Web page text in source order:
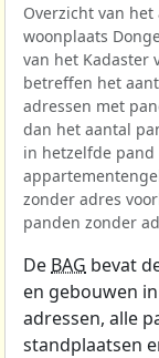
Overzicht van
woonplaats
van het Kadaster
betreffen het
adressen met
dan het aantal
in hetzelfde
zonder adres
panden zonder
De BAG bevat
en gebouwen
adressen, alle
standplaatsen